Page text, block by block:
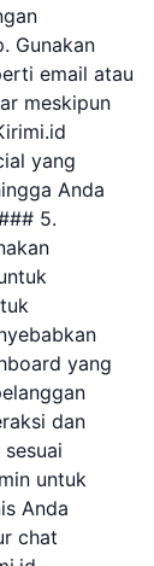
Gunakan
email atau
meskipun
yang
Anda
5.
yang
dan
untuk
Anda
chat